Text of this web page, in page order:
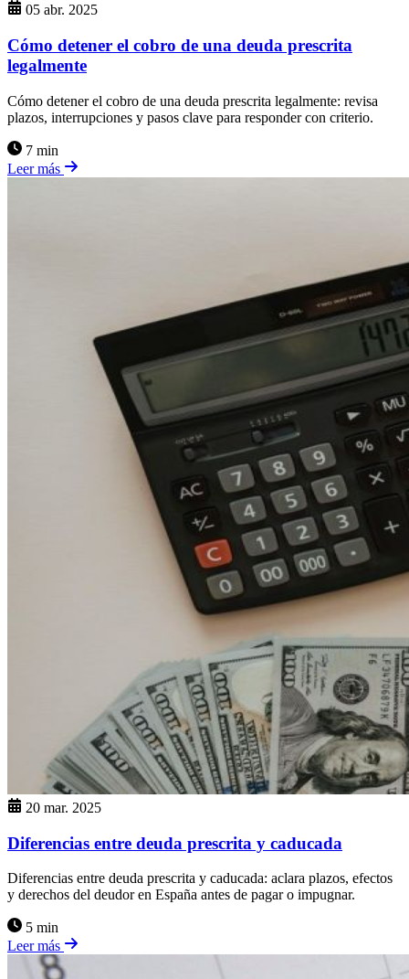
05 abr. 2025
Cómo detener el cobro de una deuda prescrita
legalmente
Cómo detener el cobro de una deuda prescrita legalmente: revisa
plazos, interrupciones y pasos clave para responder con criterio.
7 min
Leer más
20 mar. 2025
Diferencias entre deuda prescrita y caducada
Diferencias entre deuda prescrita y caducada: aclara plazos, efectos
y derechos del deudor en España antes de pagar o impugnar.
5 min
Leer más